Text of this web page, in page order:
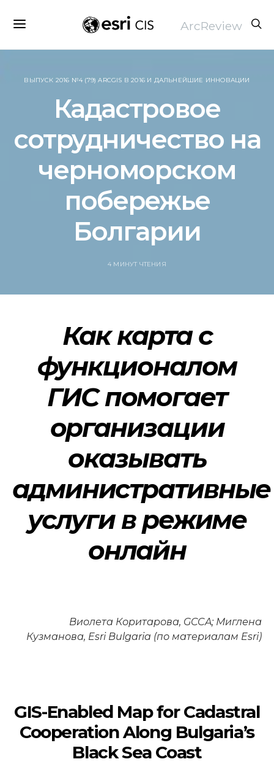
ArcReview
ВЫПУСК 2016 №4 (79) ARCGIS В 2016 И ДАЛЬНЕЙШИЕ ИННОВАЦИИ
Кадастровое
сотрудничество на
черноморском
побережье
Болгарии
4 МИНУТ ЧТЕНИЯ
Как карта с
функционалом
ГИС помогает
организации
оказывать
административные
услуги в режиме
онлайн
Виолета Коритарова, GCCA; Миглена
Кузманова, Esri Bulgaria (по материалам Esri)
GIS-Enabled Map for Cadastral
Cooperation Along Bulgaria’s
Black Sea Coast